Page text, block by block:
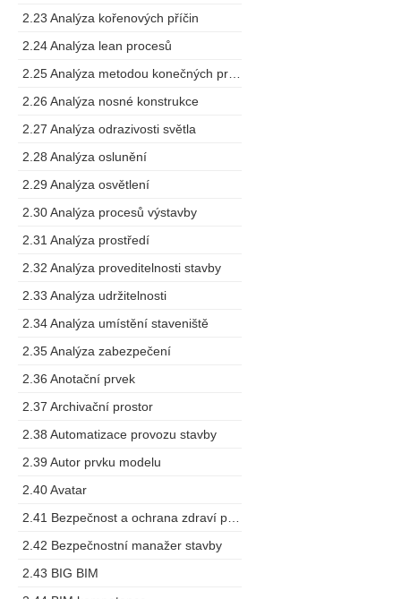
2.23 Analýza kořenových příčin
2.24 Analýza lean procesů
2.26 Analýza nosné konstrukce
2.27 Analýza odrazivosti světla
2.28 Analýza oslunění
2.29 Analýza osvětlení
2.30 Analýza procesů výstavby
2.31 Analýza prostředí
2.32 Analýza proveditelnosti stavby
2.33 Analýza udržitelnosti
2.34 Analýza umístění staveniště
2.35 Analýza zabezpečení
2.36 Anotační prvek
2.37 Archivační prostor
2.38 Automatizace provozu stavby
2.39 Autor prvku modelu
2.40 Avatar
2.42 Bezpečnostní manažer stavby
2.43 BIG BIM